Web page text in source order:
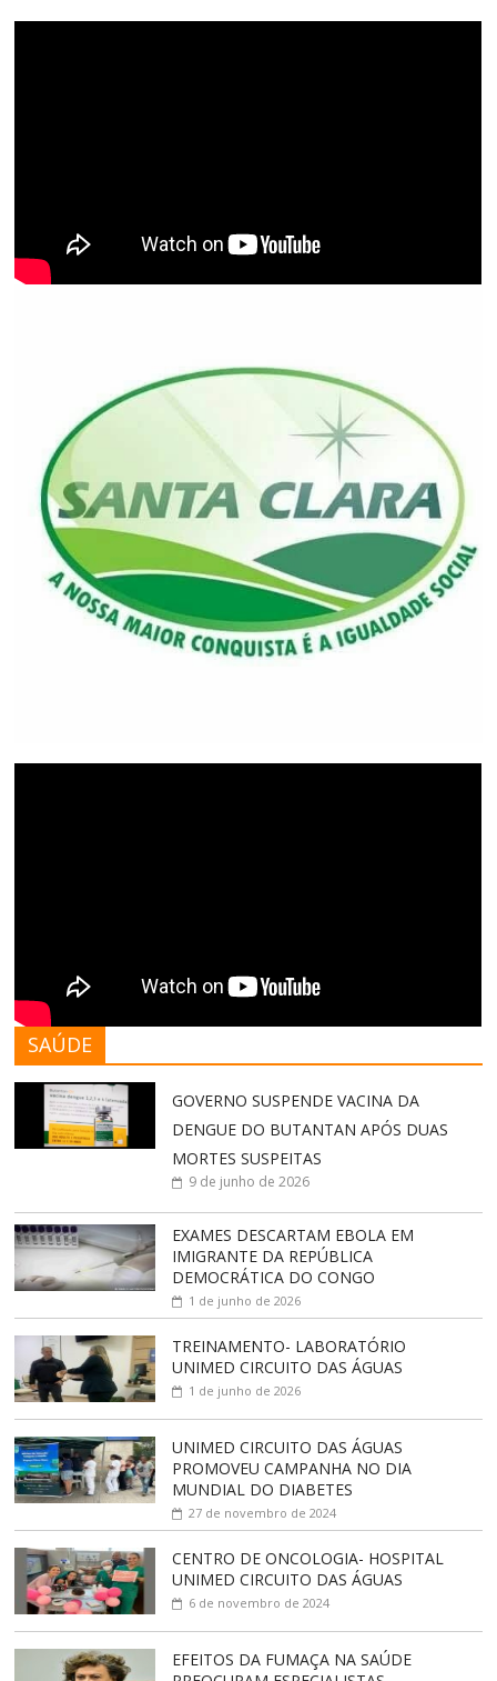
SAÚDE
GOVERNO SUSPENDE VACINA DA
DENGUE DO BUTANTAN APÓS DUAS
MORTES SUSPEITAS
9 de junho de 2026
EXAMES DESCARTAM EBOLA EM
IMIGRANTE DA REPÚBLICA
DEMOCRÁTICA DO CONGO
1 de junho de 2026
TREINAMENTO- LABORATÓRIO
UNIMED CIRCUITO DAS ÁGUAS
1 de junho de 2026
UNIMED CIRCUITO DAS ÁGUAS
PROMOVEU CAMPANHA NO DIA
MUNDIAL DO DIABETES
27 de novembro de 2024
CENTRO DE ONCOLOGIA- HOSPITAL
UNIMED CIRCUITO DAS ÁGUAS
6 de novembro de 2024
EFEITOS DA FUMAÇA NA SAÚDE